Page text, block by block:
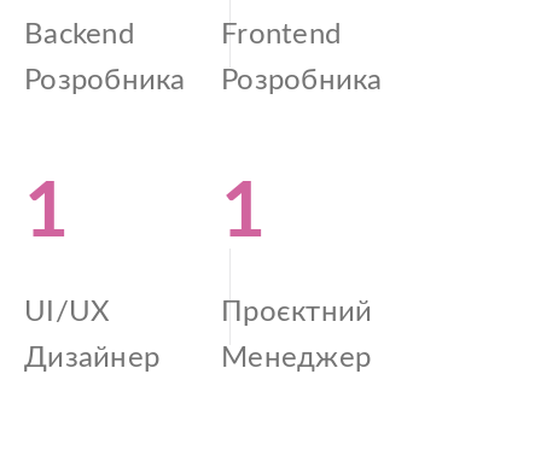
Backend
Розробника
Frontend
Розробника
1
UI/UX
Дизайнер
1
Проєктний
Менеджер